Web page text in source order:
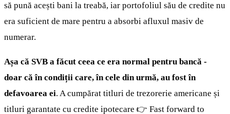
să pună acești bani la treabă, iar portofoliul său de credite nu
era suficient de mare pentru a absorbi afluxul masiv de
numerar.
Așa că SVB a făcut ceea ce era normal pentru bancă -
doar că în condiții care, în cele din urmă, au fost în
defavoarea ei. A cumpărat titluri de trezorerie americane și
titluri garantate cu credite ipotecare 👉 Fast forward to